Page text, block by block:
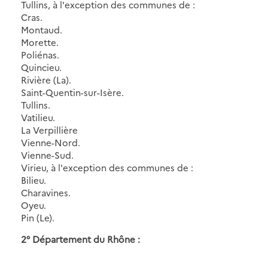
Tullins, à l'exception des communes de :
Cras.
Montaud.
Morette.
Poliénas.
Quincieu.
Rivière (La).
Saint-Quentin-sur-Isère.
Tullins.
Vatilieu.
La Verpillière
Vienne-Nord.
Vienne-Sud.
Virieu, à l'exception des communes de :
Bilieu.
Charavines.
Oyeu.
Pin (Le).
2° Département du Rhône :